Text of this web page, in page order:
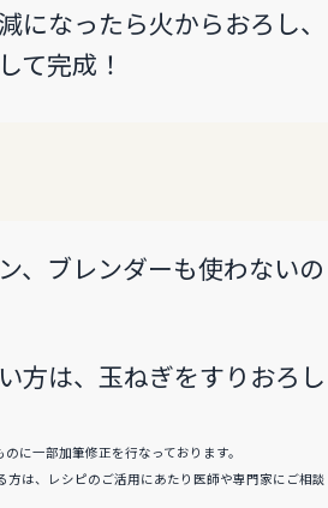
なったら火からおろし、
て完成！
、ブレンダーも使わないの
方は、玉ねぎをすりおろし
に一部加筆修正を行なっております。
は、レシピのご活用にあたり医師や専門家にご相